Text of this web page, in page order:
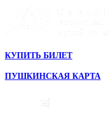
КУПИТЬ БИЛЕТ
ПУШКИНСКАЯ КАРТА